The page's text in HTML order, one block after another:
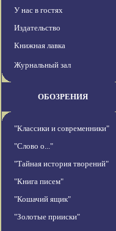
У нас в гостях
Издательство
Книжная лавка
Журнальный зал
ОБОЗРЕНИЯ
"Классики и современники"
"Слово о..."
"Тайная история творений"
"Книга писем"
"Кошачий ящик"
"Золотые прииски"